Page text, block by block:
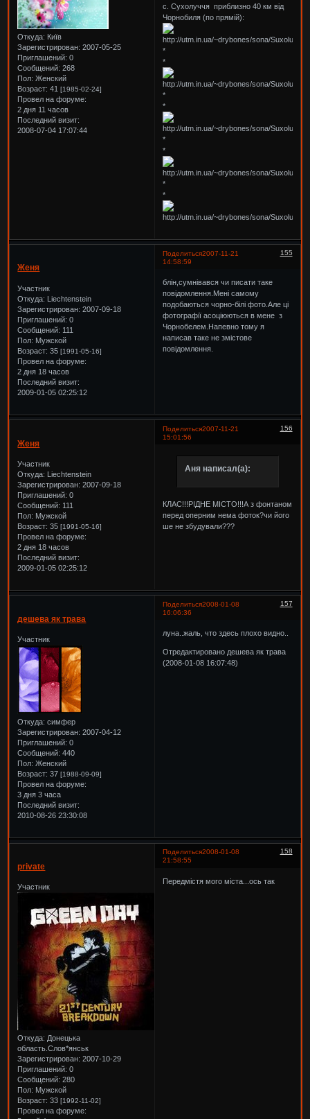
Откуда: Київ
Зарегистрирован: 2007-05-25
Приглашений: 0
Сообщений: 268
Пол: Женский
Возраст: 41[1985-02-24]
Провел на форуме:
2 дня 11 часов
Последний визит:
2008-07-04 17:07:44
с. Сухолуччя приблизно 40 км від
Чорнобиля (по прямій):
*
*
*
*
*
*
*
*
Поделиться 155
2007-11-21
14:58:59
Женя
Участник
Откуда: Liechtenstein
Зарегистрирован: 2007-09-18
Приглашений: 0
Сообщений: 111
Пол: Мужской
Возраст: 35[1991-05-16]
Провел на форуме:
2 дня 18 часов
Последний визит:
2009-01-05 02:25:12
блін,сумнівався чи писати таке
повідомлення.Мені самому
подобаються чорно-білі фото.Але ці
фотографії асоціюються в мене з
Чорнобелем.Напевно тому я
написав таке не змістове
повідомлення.
Поделиться 156
2007-11-21
15:01:56
Женя
Участник
Откуда: Liechtenstein
Зарегистрирован: 2007-09-18
Приглашений: 0
Сообщений: 111
Пол: Мужской
Возраст: 35[1991-05-16]
Провел на форуме:
2 дня 18 часов
Последний визит:
2009-01-05 02:25:12
Аня написал(а):
КЛАС!!!РІДНЕ МІСТО!!!А з фонтаном
перед оперним нема фоток?чи його
ше не збудували???
Поделиться 157
2008-01-08
16:06:36
дешева як трава
Участник
Откуда: симфер
Зарегистрирован: 2007-04-12
Приглашений: 0
Сообщений: 440
Пол: Женский
Возраст: 37[1988-09-09]
Провел на форуме:
3 дня 3 часа
Последний визит:
2010-08-26 23:30:08
луна..жаль, что здесь плохо видно..
Отредактировано дешева як трава
(2008-01-08 16:07:48)
Поделиться 158
2008-01-08
21:58:55
private
Участник
Откуда: Донецька
область.Слов*янськ
Зарегистрирован: 2007-10-29
Приглашений: 0
Сообщений: 280
Пол: Мужской
Возраст: 33[1992-11-02]
Провел на форуме:
Передмістя мого міста...ось так